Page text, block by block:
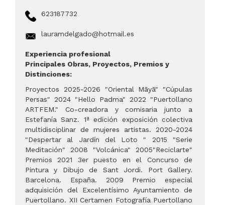
623187732
lauramdelgado@hotmail.es
Experiencia profesional
Principales Obras, Proyectos, Premios y
Distinciones:
Proyectos 2025-2026 "Oriental Māyā" "Cúpulas
Persas" 2024 "Hello Padma" 2022 "Puertollano
ARTFEM." Co-creadora y comisaria junto a
Estefanía Sanz. 1ª edición exposición colectiva
multidisciplinar de mujeres artistas. 2020-2024
"Despertar al Jardín del Loto " 2015 "Serie
Meditación" 2008 "Volcánica" 2005"Reciclarte"
Premios 2021 3er puesto en el Concurso de
Pintura y Dibujo de Sant Jordi. Port Gallery.
Barcelona. España. 2009 Premio especial
adquisición del Excelentísimo Ayuntamiento de
Puertollano. XII Certamen Fotografía Puertollano